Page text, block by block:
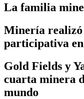
La familia
Minería realizó
participativa
Gold Fields y
cuarta minera
mundo